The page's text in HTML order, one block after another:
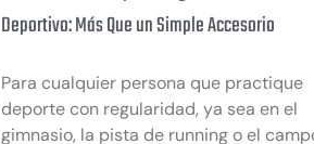
Deportivo: Más Que un Simple Accesorio
Para cualquier persona que practique
deporte con regularidad, ya sea en el
gimnasio, la pista de running o el